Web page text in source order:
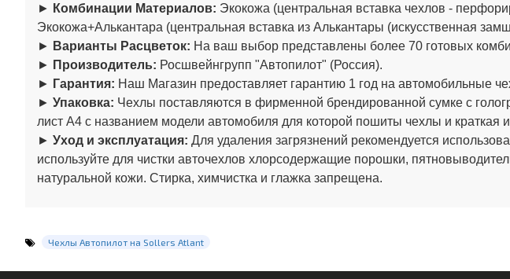
► Комбинации Материалов: Экокожа (центральная вставка чехлов -
Экокожа+Алькантара (центральная вставка из Алькантары (искусственная
► Варианты Расцветок: На ваш выбор представлены более 70 готовых
► Производитель: Росшвейнгрупп "Автопилот" (Россия).
► Гарантия: Наш Магазин предоставляет гарантию 1 год на автомобильные
► Упаковка: Чехлы поставляются в фирменной брендированной сумке с
лист А4 с названием модели автомобиля для которой пошиты чехлы и краткая
► Уход и эксплуатация: Для удаления загрязнений рекомендуется
используйте для чистки авточехлов хлорсодержащие порошки,
натуральной кожи. Стирка, химчистка и глажка запрещена.
Чехлы Автопилот на Sollers Atlant